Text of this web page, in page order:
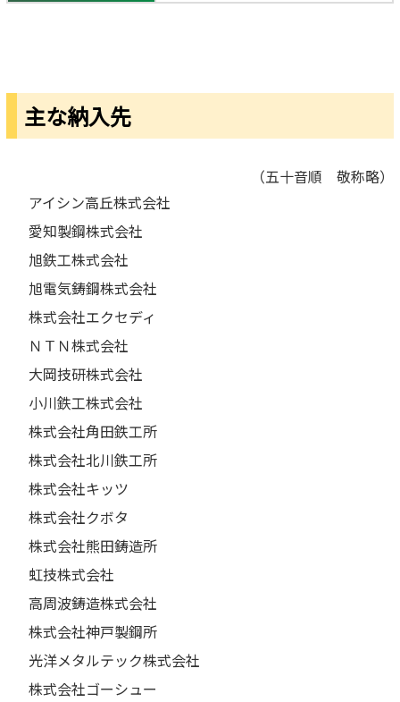
主な納入先
（五十音順 敬称略）
アイシン高丘株式会社
愛知製鋼株式会社
旭鉄工株式会社
旭電気鋳鋼株式会社
株式会社エクセディ
ＮＴＮ株式会社
大岡技研株式会社
小川鉄工株式会社
株式会社角田鉄工所
株式会社北川鉄工所
株式会社キッツ
株式会社クボタ
株式会社熊田鋳造所
虹技株式会社
高周波鋳造株式会社
株式会社神戸製鋼所
光洋メタルテック株式会社
株式会社ゴーシュー